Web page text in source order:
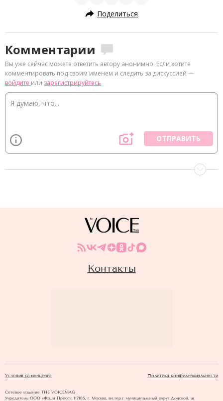
Поделиться
Комментарии
Вы уже сейчас можете ответить автору анонимно. Если хотите
комментировать под своим именем и следить за дискуссией —
войдите или зарегистрируйтесь
ОТПРАВИТЬ
Контакты
Условия размещения Политика конфиденциальности
Сетевое издание THE VOICEMAG
Учредитель ООО «Фэшн Пресс»: 117105, г. Москва, вн.тер.г. муниципальный округ Донской, ш